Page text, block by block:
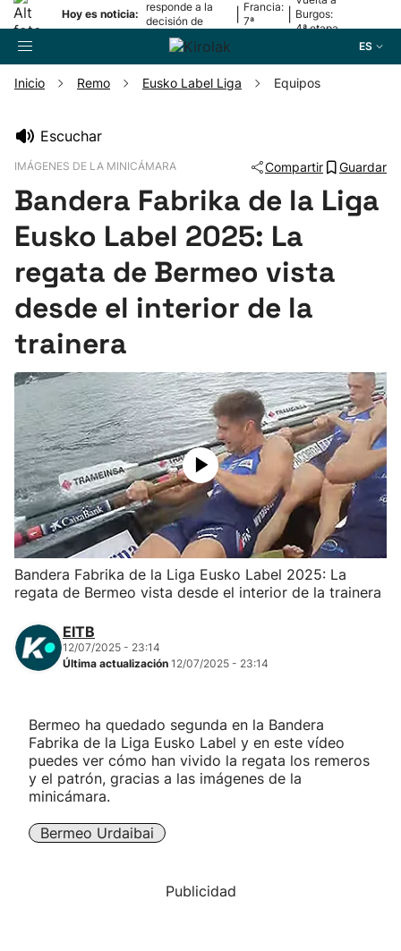
Hoy es noticia:
responde a la
decisión de
Oriamendi
Francia:
7ª
Burgos:
4ª etapa
ES
Pelota
Remo
Ciclismo
Herri-kirolak
Balonmano
Kirolak 360
Atletismo
Carreras de montaña
Más deportes
"Helmuga"
Inicio Remo Eusko Label Liga Equipos
Escuchar
IMÁGENES DE LA MINICÁMARA Compartir Guardar
Bandera Fabrika de la Liga
Eusko Label 2025: La
regata de Bermeo vista
desde el interior de la
trainera
Bandera Fabrika de la Liga Eusko Label 2025: La
regata de Bermeo vista desde el interior de la trainera
EITB
12/07/2025 - 23:14
Última actualización 12/07/2025 - 23:14
Bermeo ha quedado segunda en la Bandera
Fabrika de la Liga Eusko Label y en este vídeo
puedes ver cómo han vivido la regata los remeros
y el patrón, gracias a las imágenes de la
minicámara.
Bermeo Urdaibai
Publicidad